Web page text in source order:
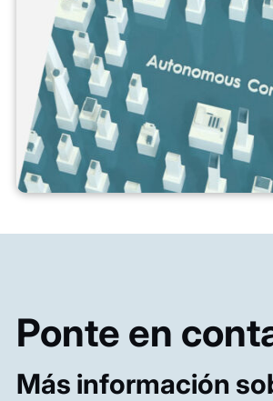
Ponte en
Más información